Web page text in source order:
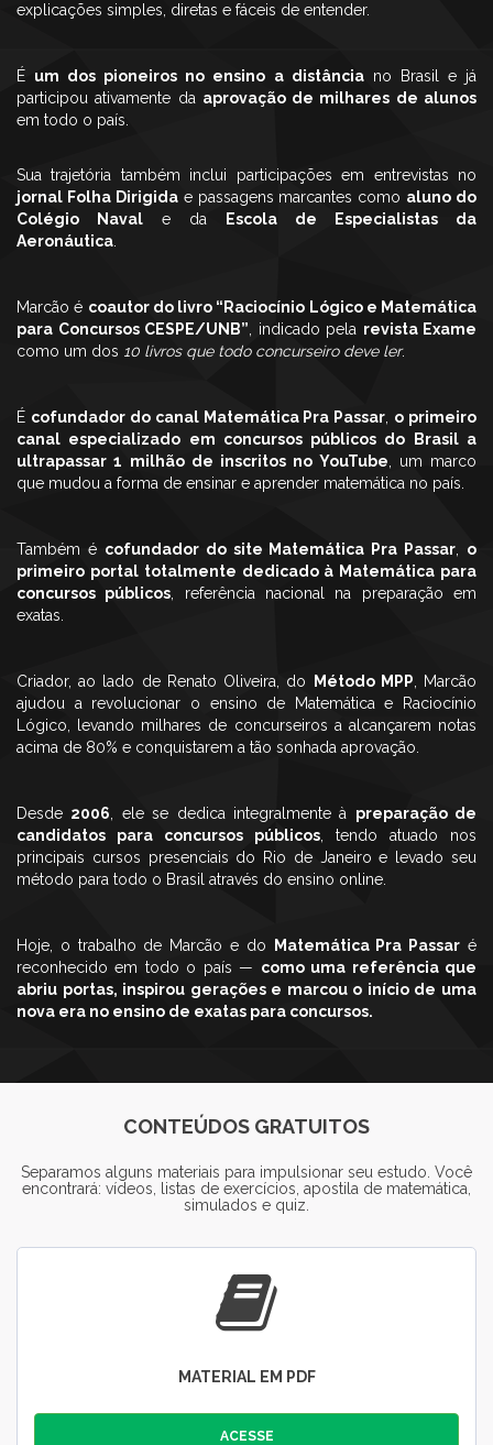
explicações simples, diretas e fáceis de entender.
É um dos pioneiros no ensino a distânciano Brasil e já
participou ativamente da aprovação de milhares de alunos
em todo o país.
Sua trajetória também inclui participações em entrevistas no
jornal Folha Dirigidae passagens marcantes como aluno do
Colégio Naval e da
Escola de Especialistas da
Aeronáutica
Marcão é coautor do livro “Raciocínio Lógico e Matemática
para Concursos CESPE/UNB” , indicado pela revista Exame
como um dos 10 livros que todo concurseiro deve ler.
É cofundador do canal Matemática Pra Passar o primeiro
canal especializado em concursos públicos do Brasil a
ultrapassar 1 milhão de inscritos no YouTube , um marco
que mudou a forma de ensinar e aprender matemática no país.
Também é cofundador do site Matemática Pra Passar
o
primeiro portal totalmente dedicado à Matemática para
concursos públicos , referência nacional na preparação em
exatas.
Criador, ao lado de Renato Oliveira, do Método MPP , Marcão
ajudou a revolucionar o ensino de Matemática e Raciocínio
Lógico, levando milhares de concurseiros a alcançarem notas
acima de 80% e conquistarem a tão sonhada aprovação.
Desde 2006 , ele se dedica integralmente à preparação de
candidatos para concursos públicos , tendo atuado nos
principais cursos presenciais do Rio de Janeiro e levado seu
método para todo o Brasil através do ensino online.
Hoje, o trabalho de Marcão e do Matemática Pra Passar é
reconhecido em todo o país — como uma referência que
abriu portas, inspirou gerações e marcou o início de uma
nova era no ensino de exatas para concursos.
CONTEÚDOS GRATUITOS
Separamos alguns materiais para impulsionar seu estudo. Você
encontrará: vídeos, listas de exercícios, apostila de matemática,
simulados e quiz.
MATERIAL EM PDF
ACESSE